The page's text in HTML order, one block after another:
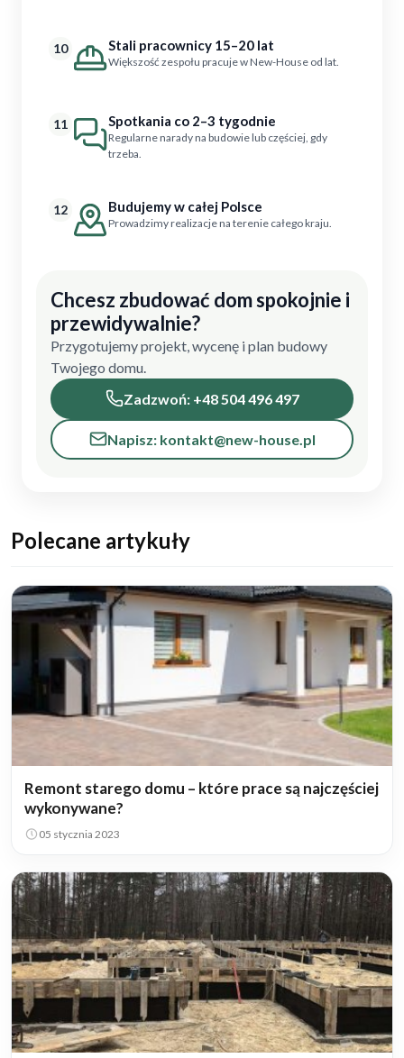
10 Stali pracownicy 15–20 lat
Większość zespołu pracuje w New-House od lat.
11 Spotkania co 2–3 tygodnie
Regularne narady na budowie lub częściej, gdy
trzeba.
12 Budujemy w całej Polsce
Prowadzimy realizacje na terenie całego kraju.
Chcesz zbudować dom spokojnie i
przewidywalnie?
Przygotujemy projekt, wycenę i plan budowy
Twojego domu.
Zadzwoń: +48 504 496 497
Napisz: kontakt@new-house.pl
Polecane artykuły
Remont starego domu – które prace są najczęściej
wykonywane?
05 stycznia 2023